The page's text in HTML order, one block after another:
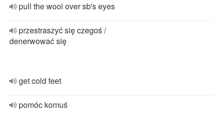
pull the wool over sb's eyes
przestraszyć się czegoś /
denerwować się
get cold feet
pomóc komuś